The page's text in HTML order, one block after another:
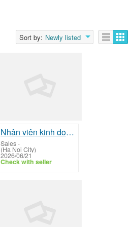
Sort by: Newly listed
Nhân viên kinh doanh bất động sản
Sales-
(Ha Noi City)
2026/06/21
Check with seller